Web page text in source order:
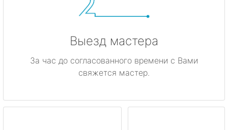
Выезд мастера
За час до согласованного времени с Вами
свяжется мастер.